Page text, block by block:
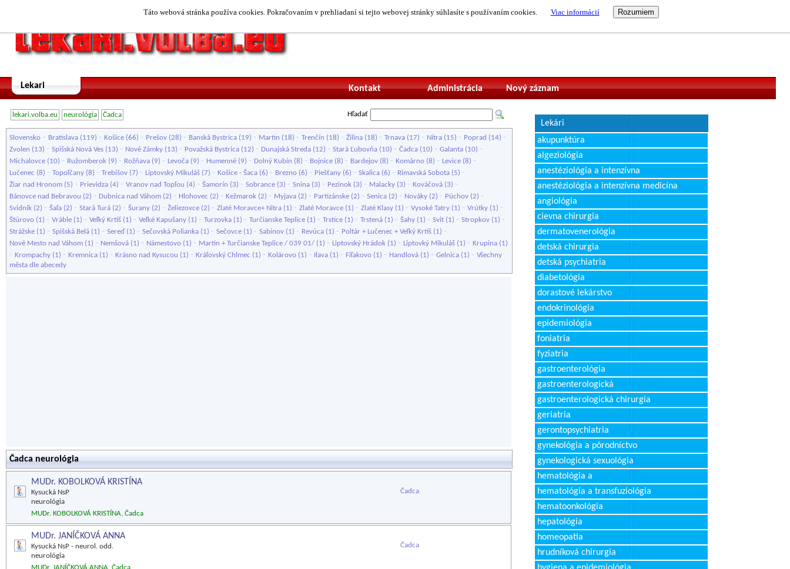
Táto webová stránka používa cookies. Pokračovaním v prehliadaní si tejto webovej stránky súhlasíte s používaním cookies. Viac informácií
Lekari Nový záznam
Administrácia
Kontakt
lekari.volba.eu neurológia Čadca Hľadať
Slovensko - Bratislava (119) - Košice (66) - Prešov (28) - Banská Bystrica (19) - Martin (18) - Trenčín (18) - Žilina (18) - Trnava (17) - Nitra (15) - Poprad (14) -
Zvolen (13) - Spišská Nová Ves (13) - Nové Zámky (13) - Považská Bystrica (12) - Dunajská Streda (12) - Stará Ľubovňa (10) - Čadca (10) - Galanta (10) -
Michalovce (10) - Ružomberok (9) - Rožňava (9) - Levoča (9) - Humenné (9) - Dolný Kubín (8) - Bojnice (8) - Bardejov (8) - Komárno (8) - Levice (8) -
Lučenec (8) - Topoľčany (8) - Trebišov (7) - Liptovský Mikuláš (7) - Košice - Šaca (6) - Brezno (6) - Piešťany (6) - Skalica (6) - Rimavská Sobota (5) -
Žiar nad Hronom (5) - Prievidza (4) - Vranov nad Topľou (4) - Šamorín (3) - Sobrance (3) - Snina (3) - Pezinok (3) - Malacky (3) - Kováčová (3) -
Bánovce nad Bebravou (2) - Dubnica nad Váhom (2) - Hlohovec (2) - Kežmarok (2) - Myjava (2) - Partizánske (2) - Senica (2) - Nováky (2) - Púchov (2) -
Svidník (2) - Šaľa (2) - Stará Turá (2) - Šurany (2) - Želiezovce (2) - Zlaté Moravce+ Nitra (1) - Zlaté Moravce (1) - Zlaté Klasy (1) - Vysoké Tatry (1) - Vrútky (1) -
Štúrovo (1) - Vráble (1) - Veľký Krtíš (1) - Veľké Kapušany (1) - Turzovka (1) - Turčianske Teplice (1) - Trstice (1) - Trstená (1) - Šahy (1) - Svit (1) - Stropkov (1) -
Strážske (1) - Spišská Belá (1) - Sereď(1) - Sečovská Polianka (1) - Sečovce (1) - Sabinov (1) - Revúca (1) - Poltár + Lučenec + Veľký Krtíš (1) -
Nové Mesto nad Váhom (1) - Nemšová (1) - Námestovo (1) - Martin + Turčianske Teplice / 039 01/ (1) - Liptovský Hrádok (1) - Liptovký Mikuláš (1) - Krupina (1)
- Krompachy (1) - Kremnica (1) - Krásno nad Kysucou (1) - Kráľovský Chlmec (1) - Kolárovo (1) - Ilava (1) - Fiľakovo (1) - Handlová (1) - Gelnica (1) - Všechny
města dle abecedy
Čadca neurológia
MUDr. KOBOLKOVÁ KRISTÍNA
Kysucká NsP
neurológia
Čadca
MUDr. KOBOLKOVÁ KRISTÍNA, Čadca
MUDr. JANÍČKOVÁ ANNA
Kysucká NsP - neurol. odd.
neurológia
Čadca
Lekári
akupunktúra
algeziológia
anestéziológia a intenzívna
anestéziológia a intenzívna medicína
angiológia
cievna chirurgia
dermatovenerológia
detská chirurgia
detská psychiatria
diabetológia
dorastové lekárstvo
endokrinológia
epidemiológia
foniatria
fyziatria
gastroenterológia
gastroenterologická
gastroenterologická chirurgia
geriatria
gerontopsychiatria
gynekológia a pôrodníctvo
gynekologická sexuológia
hematológia a
hematológia a transfuziológia
hematoonkológia
hepatológia
homeopatia
hrudníková chirurgia